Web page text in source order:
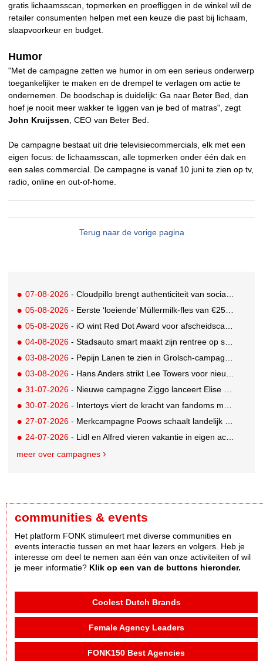
gratis lichaamsscan, topmerken en proefliggen in de winkel wil de
retailer consumenten helpen met een keuze die past bij lichaam,
slaapvoorkeur en budget.
Humor
"Met de campagne zetten we humor in om een serieus onderwerp
toegankelijker te maken en de drempel te verlagen om actie te
ondernemen. De boodschap is duidelijk: Ga naar Beter Bed, dan
hoef je nooit meer wakker te liggen van je bed of matras", zegt
John Kruijssen, CEO van Beter Bed.
De campagne bestaat uit drie televisiecommercials, elk met een
eigen focus: de lichaamsscan, alle topmerken onder één dak en
een sales commercial. De campagne is vanaf 10 juni te zien op tv,
radio, online en out-of-home.
Terug naar de vorige pagina
07-08-2026 - Cloudpillo brengt authenticiteit van social naar tv
05-08-2026 - Eerste ‘loeiende’ Müllermilk-fles van €25.000,- gevonden
05-08-2026 - iO wint Red Dot Award voor afscheidscampagne Peter Houtman bij Feyenoord
04-08-2026 - Stadsauto smart maakt zijn rentree op straat met een wereldwijde muurschilderingcampagne
03-08-2026 - Pepijn Lanen te zien in Grolsch-campagne voor nieuwe Grolsch CAL
03-08-2026 - Hans Anders strikt Lee Towers voor nieuwe campagne
31-07-2026 - Nieuwe campagne Ziggo lanceert Elise Schaap als expert over de Nederlandse voetbalbeleving
30-07-2026 - Intertoys viert de kracht van fandoms met nieuwe social media campagne rondom Olivia Rodrigo
27-07-2026 - Merkcampagne Poows schaalt landelijk op met gerichte Out of Home strategie
24-07-2026 - Lidl en Alfred vieren vakantie in eigen achtertuin
meer over campagnes
communities & events
Het platform FONK stimuleert met diverse communities en
events interactie tussen en met haar lezers en volgers. Heb je
interesse om deel te nemen aan één van onze activiteiten of wil
je meer informatie? Klik op een van de buttons hieronder.
Coolest Dutch Brands
Female Agency Leaders
FONK150 Best Agencies